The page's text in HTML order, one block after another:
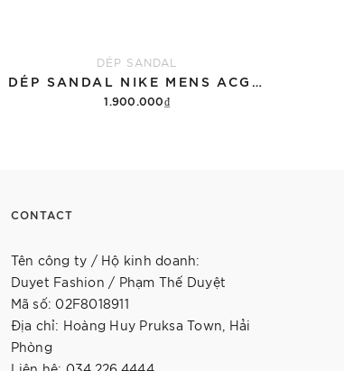
DÉP SANDAL
1.900.000₫
CONTACT
Tên công ty / Hộ kinh doanh:
Duyet Fashion / Phạm Thế Duyệt
Mã số: 02F8018911
Địa chỉ: Hoàng Huy Pruksa Town, Hải
Phòng